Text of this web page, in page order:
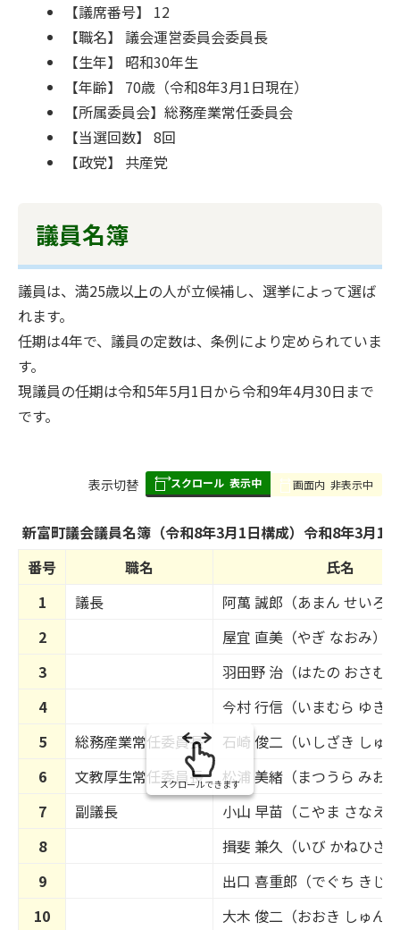
【議席番号】 12
【職名】 議会運営委員会委員長
【生年】 昭和30年生
【年齢】 70歳（令和8年3月1日現在）
【所属委員会】総務産業常任委員会
【当選回数】 8回
【政党】 共産党
議員名簿
議員は、満25歳以上の人が立候補し、選挙によって選ば
れます。
任期は4年で、議員の定数は、条例により定められていま
す。
現議員の任期は令和5年5月1日から令和9年4月30日まで
です。
表
み
の
表示切替 スクロール 表示中 画面内 非表示中
新富町議会議員名簿（令和8年3月1日構成）令和8年3月1
番号
職名
氏名
1
議長
阿萬 誠郎（あまん せいろ
2
屋宜 直美（やぎ なおみ）
3
羽田野 治（はたの おさむ）
4
今村 行信（いまむら ゆき
5
総務産業常任委員長
石崎 俊二（いしざき しゅ
6
文教厚生常任委員長
松浦 美緒（まつうら みお）
7
副議長
小山 早苗（こやま さなえ）
8
揖斐 兼久（いび かねひさ）
9
出口 喜重郎（でぐち きじ
10
大木 俊二（おおき しゅん
スクロールできます